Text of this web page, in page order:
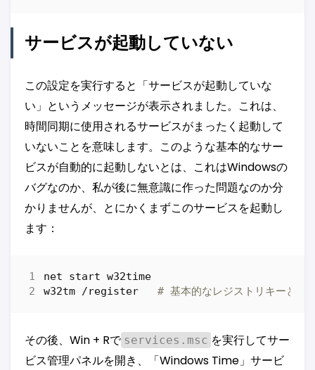
サービスが起動していない
この設定を実行すると「サービスが起動していな
い」というメッセージが表示されました。これは、
時間同期に使用されるサービスがまったく起動して
いないことを意味します。このような基本的なサー
ビスが自動的に起動しないとは、これはWindowsの
バグなのか、私が後に無意識に作った問題なのか分
かりませんが、とにかくまずこのサービスを起動し
ます：
net start w32time
w32tm /register # 基本的なレジストリキーと関
その後、Win + Rで services.msc を実行してサー
ビス管理パネルを開き、「Windows Time」サービ